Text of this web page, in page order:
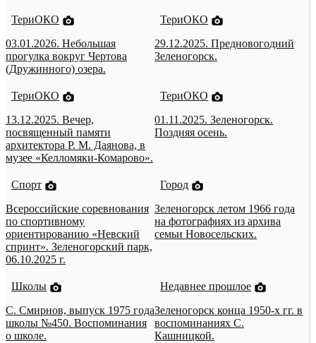
ТериОКО
03.01.2026. Небольшая
прогулка вокруг Чертова
(Дружинного) озера.
ТериОКО
29.12.2025. Предновогодний
Зеленогорск.
ТериОКО
13.12.2025. Вечер,
посвященный памяти
архитектора Р. М. Даянова, в
музее «Келломяки-Комарово».
ТериОКО
01.11.2025. Зеленогорск.
Поздняя осень.
Спорт
Всероссийские соревнования
по спортивному
ориентированию «Невский
спринт». Зеленогорский парк,
06.10.2025 г.
Город
Зеленогорск летом 1966 года
на фотографиях из архива
семьи Новосельских.
Школы
С. Смирнов, выпуск 1975 года
школы №450. Воспоминания
о школе.
Недавнее прошлое
Зеленогорск конца 1950-х гг. в
воспоминаниях С.
Кашницкой.